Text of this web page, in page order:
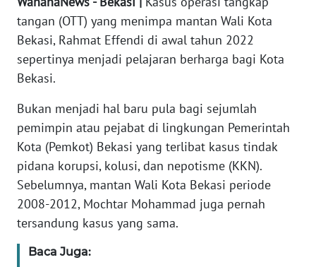
tangan (OTT) yang menimpa mantan Wali Kota
Bekasi, Rahmat Effendi di awal tahun 2022
sepertinya menjadi pelajaran berharga bagi Kota
Bekasi.
Bukan menjadi hal baru pula bagi sejumlah
pemimpin atau pejabat di lingkungan Pemerintah
Kota (Pemkot) Bekasi yang terlibat kasus tindak
pidana korupsi, kolusi, dan nepotisme (KKN).
Sebelumnya, mantan Wali Kota Bekasi periode
2008-2012, Mochtar Mohammad juga pernah
tersandung kasus yang sama.
Baca Juga:
Wahana
News
Regional
WN
SUMUT
JAKARTA